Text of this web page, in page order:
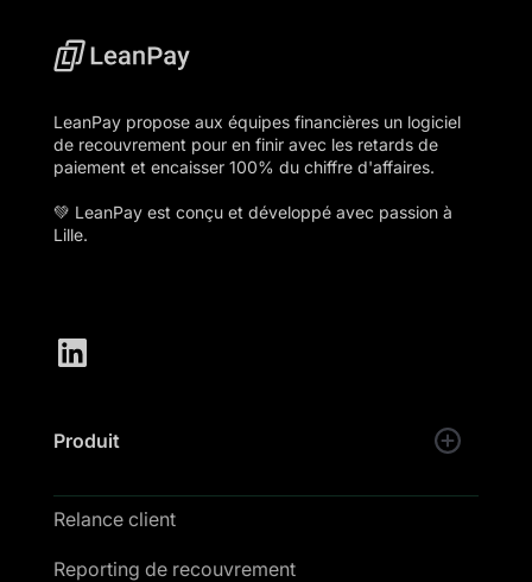
LeanPay propose aux équipes financières un logiciel
de recouvrement pour en finir avec les retards de
paiement et encaisser 100% du chiffre d'affaires.
💚 LeanPay est conçu et développé avec passion à
Lille.
Produit
Relance client
Reporting de recouvrement